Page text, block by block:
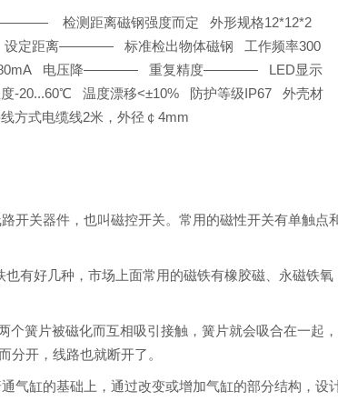
检测距离磁钢强度而定 外形规格12*12*2
距离———— 标准检出物体磁钢 工作频率300
电压降———— 重复精度———— LED显示
温度漂移<±10% 防护等级IP67 外壳材
方式电缆线2米，外径￠4mm
开关器件，也叫磁控开关。常用的磁性开关有单触点
有好几种，市场上面常用的磁铁有橡胶磁、永磁铁氧
簧片被磁化而互相吸引接触，簧片就会吸合在一起，
分开，线路也就断开了。
气缸的基础上，通过改变或增加气缸的部分结构，设